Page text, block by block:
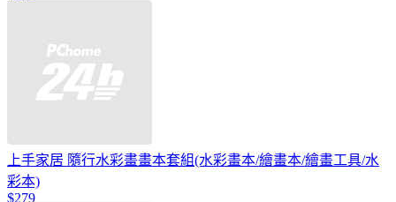
上手家居 隨行水彩畫畫本套組(水彩畫本/繪畫本/繪畫工具/水
彩本)
$279